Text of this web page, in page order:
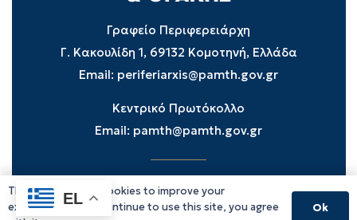
Γραφείο Περιφερειάρχη
Γ. Κακουλίδη 1, 69132 Κομοτηνή, Ελλάδα
Email: periferiarxis@pamth.gov.gr
Κεντρικό Πρωτόκολλο
Email: pamth@pamth.gov.gr
Υπηρεσίες Δράμας
Υπηρεσίες Καβάλας
EL
This website uses cookies to improve your
experience. If you continue to use this site, you agree
Ok